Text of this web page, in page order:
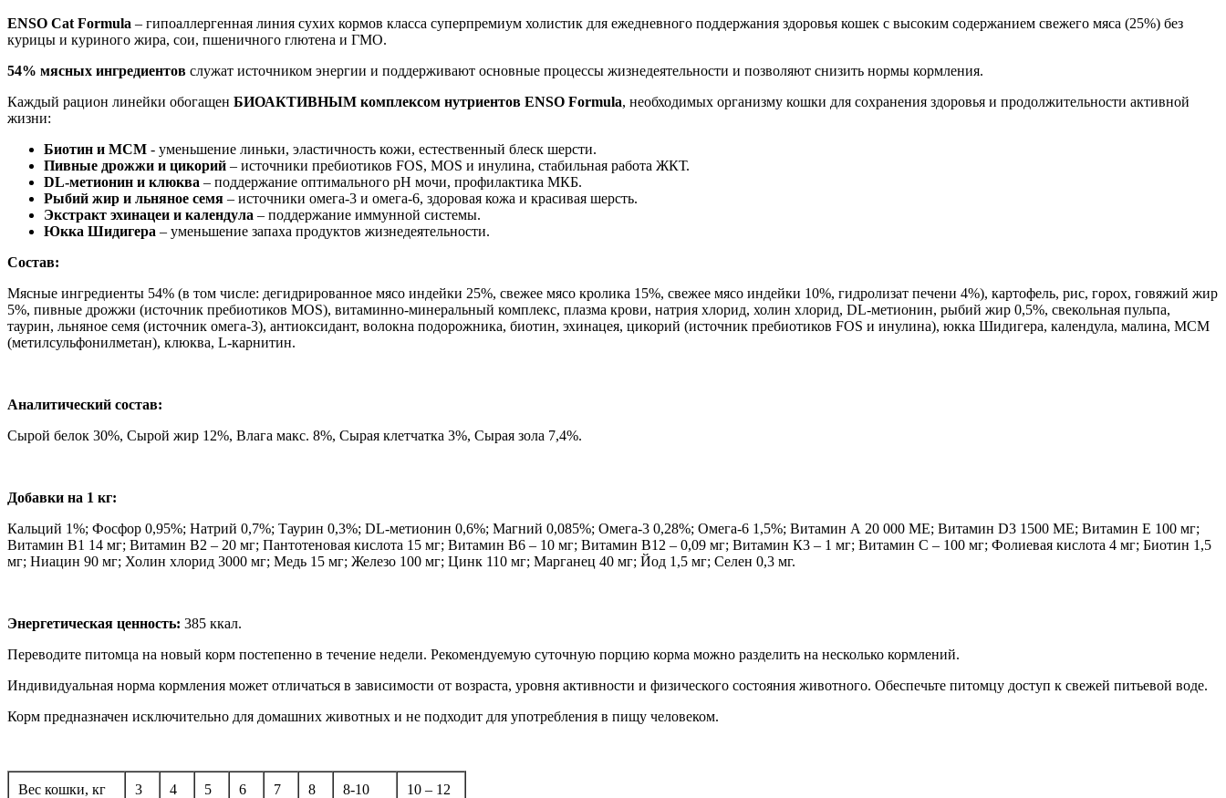
ENSO Cat Formula – гипоаллергенная линия сухих кормов класса суперпремиум холистик для ежедневного поддержания здоровья кошек с высоким содержанием свежего мяса (25%) без
курицы и куриного жира, сои, пшеничного глютена и ГМО.
54% мясных ингредиентов служат источником энергии и поддерживают основные процессы жизнедеятельности и позволяют снизить нормы кормления.
Каждый рацион линейки обогащен БИОАКТИВНЫМ комплексом нутриентов ENSO Formula, необходимых организму кошки для сохранения здоровья и продолжительности активной
жизни:
Биотин и МСМ - уменьшение линьки, эластичность кожи, естественный блеск шерсти.
Пивные дрожжи и цикорий – источники пребиотиков FOS, MOS и инулина, стабильная работа ЖКТ.
DL-метионин и клюква – поддержание оптимального pH мочи, профилактика МКБ.
Рыбий жир и льняное семя – источники омега-3 и омега-6, здоровая кожа и красивая шерсть.
Экстракт эхинацеи и календула – поддержание иммунной системы.
Юкка Шидигера – уменьшение запаха продуктов жизнедеятельности.
Состав:
Мясные ингредиенты 54% (в том числе: дегидрированное мясо индейки 25%, свежее мясо кролика 15%, свежее мясо индейки 10%, гидролизат печени 4%), картофель, рис, горох, говяжий жир
5%, пивные дрожжи (источник пребиотиков MOS), витаминно-минеральный комплекс, плазма крови, натрия хлорид, холин хлорид, DL-метионин, рыбий жир 0,5%, свекольная пульпа,
таурин, льняное семя (источник омега-3), антиоксидант, волокна подорожника, биотин, эхинацея, цикорий (источник пребиотиков FOS и инулина), юкка Шидигера, календула, малина, МСМ
(метилсульфонилметан), клюква, L-карнитин.
Аналитический состав:
Сырой белок 30%, Сырой жир 12%, Влага макс. 8%, Сырая клетчатка 3%, Сырая зола 7,4%.
Добавки на 1 кг:
Кальций 1%; Фосфор 0,95%; Натрий 0,7%; Таурин 0,3%; DL-метионин 0,6%; Магний 0,085%; Омега-3 0,28%; Омега-6 1,5%; Витамин А 20 000 МЕ; Витамин D3 1500 МЕ; Витамин Е 100 мг;
Витамин В1 14 мг; Витамин В2 – 20 мг; Пантотеновая кислота 15 мг; Витамин В6 – 10 мг; Витамин В12 – 0,09 мг; Витамин К3 – 1 мг; Витамин С – 100 мг; Фолиевая кислота 4 мг; Биотин 1,5
мг; Ниацин 90 мг; Холин хлорид 3000 мг; Медь 15 мг; Железо 100 мг; Цинк 110 мг; Марганец 40 мг; Йод 1,5 мг; Селен 0,3 мг.
Энергетическая ценность: 385 ккал.
Переводите питомца на новый корм постепенно в течение недели. Рекомендуемую суточную порцию корма можно разделить на несколько кормлений.
Индивидуальная норма кормления может отличаться в зависимости от возраста, уровня активности и физического состояния животного. Обеспечьте питомцу доступ к свежей питьевой воде.
Корм предназначен исключительно для домашних животных и не подходит для употребления в пищу человеком.
Вес кошки, кг 3 4 5 6 7 8 8-10 10 – 12